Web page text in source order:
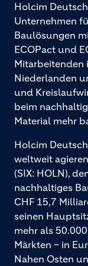
Holcim
Unternehmen
Baulösungen
ECOPact und
Mitarbeitenden
Niederlanden
und
beim
Material mehr
Holcim
weltweit
(SIX: HOLN),
nachhaltiges
CHF 15,7
seinen
mehr als
Märkten – in
Nahen Osten